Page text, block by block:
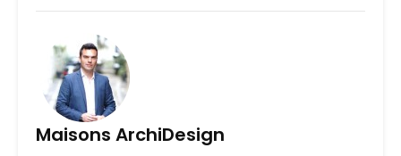
Maisons ArchiDesign